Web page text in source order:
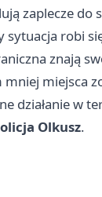
zaplecze do
sytuacja robi
znają
miejsca
działanie w
Olkusz.